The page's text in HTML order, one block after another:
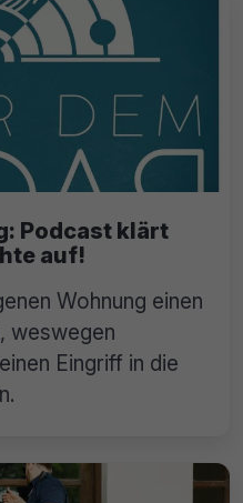
Podcast klärt
auf!
Wohnung einen
weswegen
Eingriff in die